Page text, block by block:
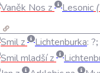
Vaněk Nos z
Lesonic
Smil z Lichtenburka: ?;
Smil mladší z